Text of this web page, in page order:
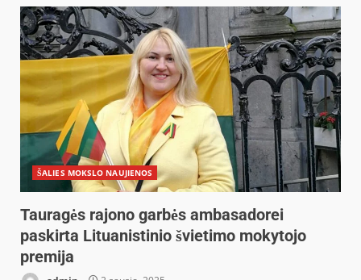
ŠALIES MOKSLO NAUJIENOS
Tauragės rajono garbės ambasadorei
paskirta Lituanistinio švietimo mokytojo
premija